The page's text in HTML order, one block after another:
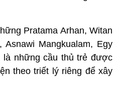
Pratama Arhan, Witan
Asnawi Mangkualam, Egy
là những cầu thủ trẻ được
theo triết lý riêng để xây